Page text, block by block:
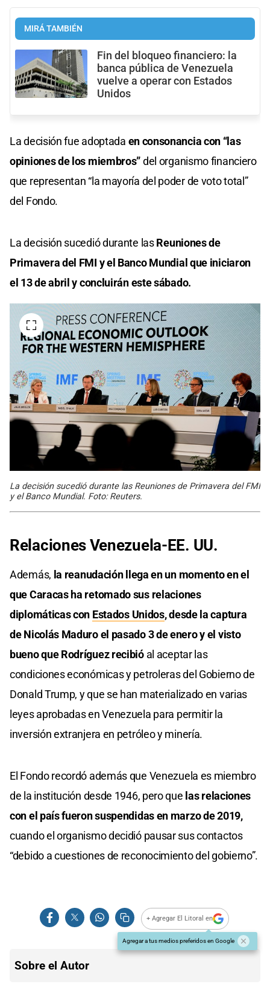
MIRÁ TAMBIÉN
Fin del bloqueo financiero: la
banca pública de Venezuela
vuelve a operar con Estados
Unidos
La decisión fue adoptada en consonancia con “las
opiniones de los miembros”del organismo financiero
que representan “la mayoría del poder de voto total”
del Fondo.
La decisión sucedió durante lasReuniones de
Primavera del FMI y el Banco Mundial que iniciaron
el 13 de abril y concluirán este sábado.
La decisión sucedió durante las Reuniones de Primavera del FMI
y el Banco Mundial. Foto: Reuters.
Relaciones Venezuela-EE. UU.
Además, la reanudación llega en un momento en el
que Caracas ha retomado sus relaciones
diplomáticas con Estados Unidos, desde la captura
de Nicolás Maduro el pasado 3 de enero y el visto
bueno que Rodríguez recibióal aceptar las
condiciones económicas y petroleras del Gobierno de
Donald Trump, y que se han materializado en varias
leyes aprobadas en Venezuela para permitir la
inversión extranjera en petróleo y minería.
El Fondo recordó además que Venezuela es miembro
de la institución desde 1946, pero que las relaciones
con el país fueron suspendidas en marzo de 2019,
cuando el organismo decidió pausar sus contactos
“debido a cuestiones de reconocimiento del gobierno”.
+ Agregar El Litoral en
Agregar a tus medios preferidos en Google
Sobre el Autor